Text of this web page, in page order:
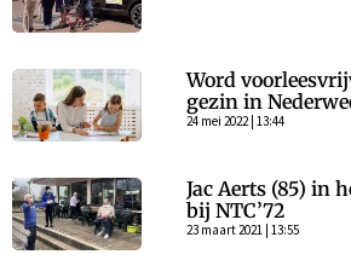
Word
gezin in
24 mei 2022 | 13:44
Jac Aerts (85) in
bij NTC’72
23 maart 2021 | 13:55